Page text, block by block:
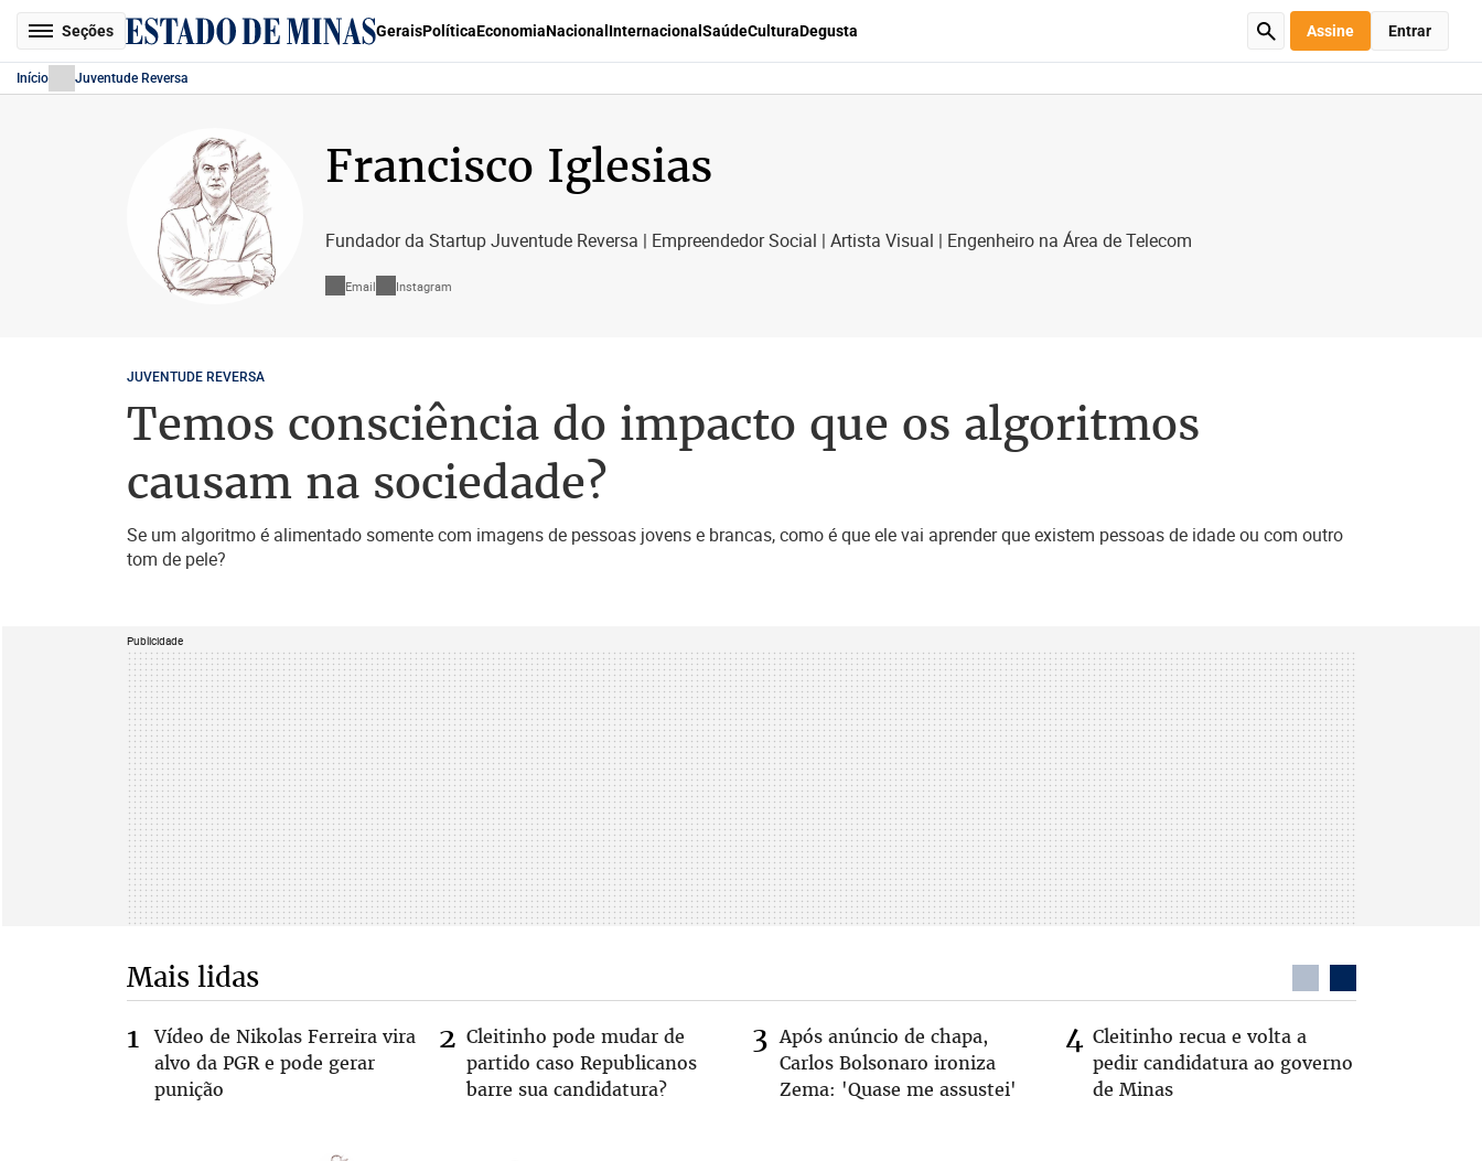
Seções GeraisPolíticaEconomiaNacional Internacional SaúdeCulturaDegusta Assine Entrar
Início Juventude Reversa
Francisco Iglesias
Fundador da Startup Juventude Reversa | Empreendedor Social | Artista Visual | Engenheiro na Área de Telecom
Email Instagram
JUVENTUDE REVERSA
Temos consciência do impacto que os algoritmos
causam na sociedade?
Se um algoritmo é alimentado somente com imagens de pessoas jovens e brancas, como é que ele vai aprender que existem pessoas de idade ou com outro
tom de pele?
Publicidade
Mais lidas
Vídeo de Nikolas Ferreira vira
alvo da PGR e pode gerar
punição
Cleitinho pode mudar de
partido caso Republicanos
barre sua candidatura?
Após anúncio de chapa,
Carlos Bolsonaro ironiza
Zema: 'Quase me assustei'
Cleitinho recua e volta a
pedir candidatura ao governo
de Minas